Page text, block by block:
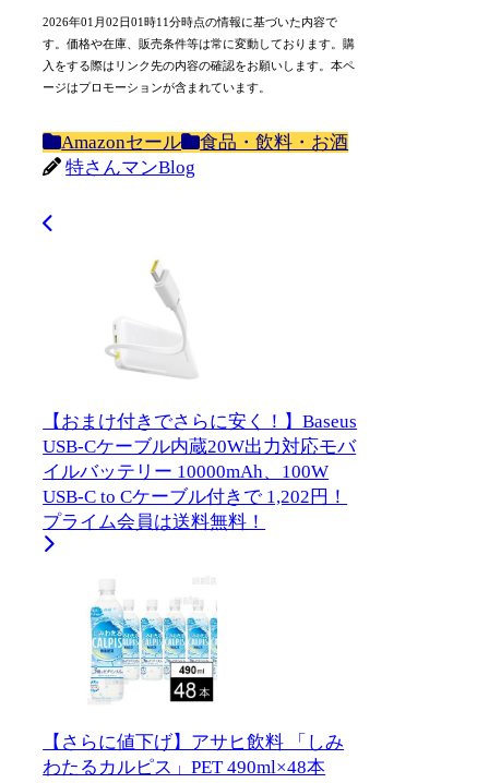
2026年01月02日01時11分時点の情報に基づいた内容で
す。価格や在庫、販売条件等は常に変動しております。購
入をする際はリンク先の内容の確認をお願いします。本ペ
ージはプロモーションが含まれています。
Amazonセール
食品・飲料・お酒
特さんマンBlog
【おまけ付きでさらに安く！】Baseus
USB-Cケーブル内蔵20W出力対応モバ
イルバッテリー 10000mAh、100W
USB-C to Cケーブル付きで 1,202円！
プライム会員は送料無料！
【さらに値下げ】アサヒ飲料 「しみ
わたるカルピス」PET 490ml×48本